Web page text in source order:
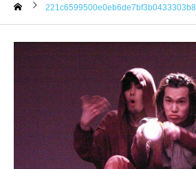
221c6599500e0eb6de7bf3b0433303b8